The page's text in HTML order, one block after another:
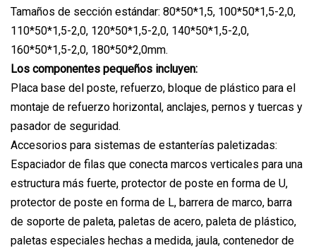
Tamaños de sección estándar: 80*50*1,5, 100*50*1,5-2,0,
110*50*1,5-2,0, 120*50*1,5-2,0, 140*50*1,5-2,0,
160*50*1,5-2,0, 180*50*2,0mm.
Los componentes pequeños incluyen:
Placa base del poste, refuerzo, bloque de plástico para el
montaje de refuerzo horizontal, anclajes, pernos y tuercas y
pasador de seguridad.
Accesorios para sistemas de estanterías paletizadas:
Espaciador de filas que conecta marcos verticales para una
estructura más fuerte, protector de poste en forma de U,
protector de poste en forma de L, barrera de marco, barra
de soporte de paleta, paletas de acero, paleta de plástico,
paletas especiales hechas a medida, jaula, contenedor de